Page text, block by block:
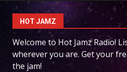
HOT JAMZ
Welcome to Hot Jamz Radio!
wherever you are. Get your
the jam!